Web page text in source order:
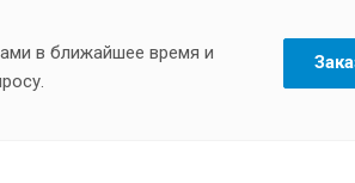
в ближайшее время и